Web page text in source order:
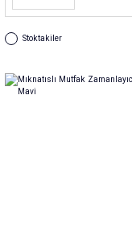
Stoktakiler